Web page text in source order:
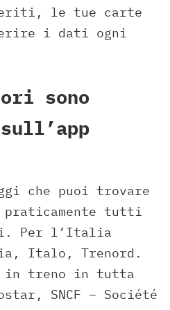
le tue carte
i dati ogni
sono
che puoi trovare
praticamente tutti
Per l’Italia
Italo, Trenord.
in treno in tutta
SNCF – Société